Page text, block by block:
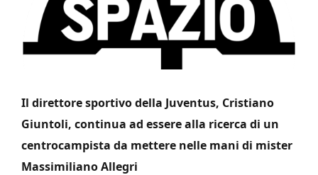
Il direttore sportivo della Juventus, Cristiano
Giuntoli, continua ad essere alla ricerca di un
centrocampista da mettere nelle mani di mister
Massimiliano Allegri